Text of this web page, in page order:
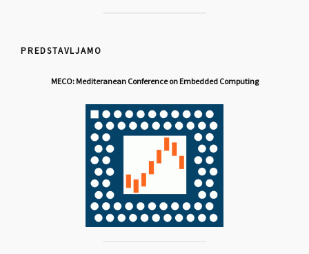
PREDSTAVLJAMO
MECO: Mediteranean Conference on Embedded Computing